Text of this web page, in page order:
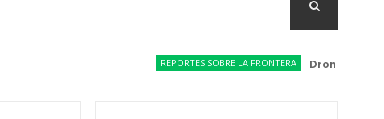
REPORTES SOBRE LA FRONTERA Drones del